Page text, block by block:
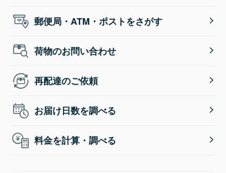
郵便局・ATM・ポストをさがす
荷物のお問い合わせ
再配達のご依頼
お届け日数を調べる
料金を計算・調べる